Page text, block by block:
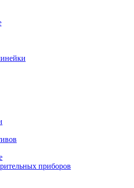
приборов